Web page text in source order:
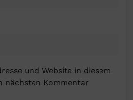
und Website in diesem
nächsten Kommentar